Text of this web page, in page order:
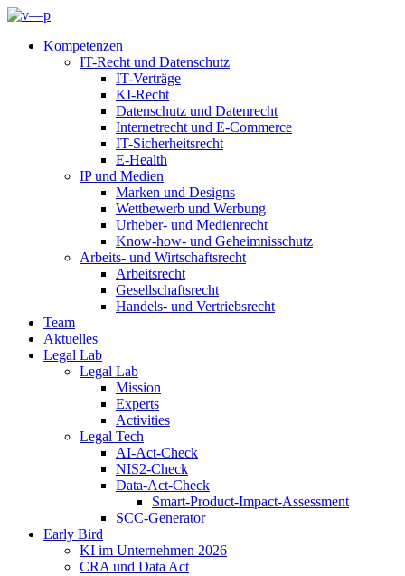
Kompetenzen
IT-Recht und Datenschutz
IT-Verträge
KI-Recht
Datenschutz und Datenrecht
Internetrecht und E-Commerce
IT-Sicherheitsrecht
E-Health
IP und Medien
Marken und Designs
Wettbewerb und Werbung
Urheber- und Medienrecht
Know-how- und Geheimnisschutz
Arbeits- und Wirtschaftsrecht
Arbeitsrecht
Gesellschaftsrecht
Handels- und Vertriebsrecht
Team
Aktuelles
Legal Lab
Legal Lab
Mission
Experts
Activities
Legal Tech
AI-Act-Check
NIS2-Check
Data-Act-Check
Smart-Product-Impact-Assessment
SCC-Generator
Early Bird
KI im Unternehmen 2026
CRA und Data Act